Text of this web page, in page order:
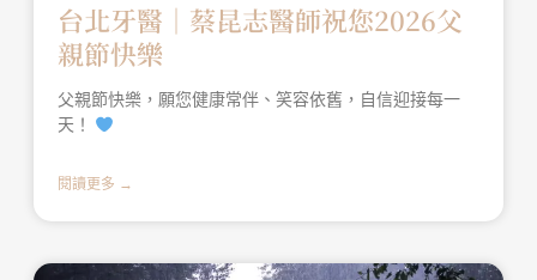
台北牙醫│蔡昆志醫師祝您2026父
親節快樂
父親節快樂，願您健康常伴、笑容依舊，自信迎接每一
天！
閱讀更多 →